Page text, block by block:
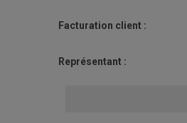
Facturation client :
Représentant :